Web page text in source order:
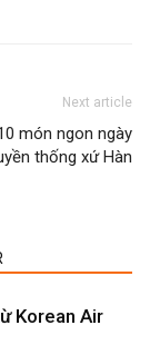
Next article
món ngon ngày
thống xứ Hàn
Korean Air